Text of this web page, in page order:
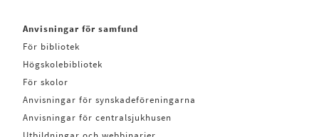
Anvisningar för samfund
För bibliotek
Högskolebibliotek
För skolor
Anvisningar för synskadeföreningarna
Anvisningar för centralsjukhusen